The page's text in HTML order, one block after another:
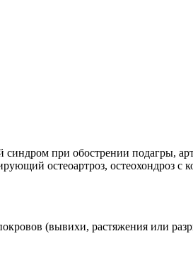
при обострении подагры,
остеоартроз, остеохондроз
(вывихи, растяжения или